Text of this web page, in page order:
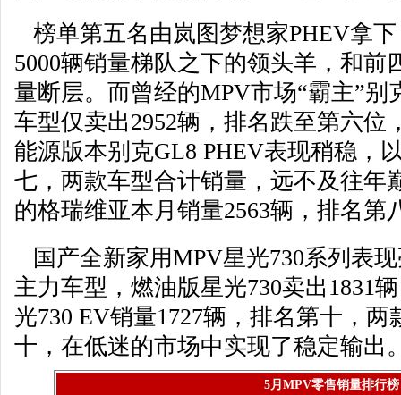
榜单第五名由岚图梦想家PHEV拿
5000辆销量梯队之下的领头羊，和前
量断层。而曾经的MPV市场“霸主”别
车型仅卖出2952辆，排名跌至第六位
能源版本别克GL8 PHEV表现稍稳，
七，两款车型合计销量，远不及往年
的格瑞维亚本月销量2563辆，排名第
国产全新家用MPV星光730系列表
主力车型，燃油版星光730卖出1831
光730 EV销量1727辆，排名第十，
十，在低迷的市场中实现了稳定输出
5月MPV零售销量排行榜